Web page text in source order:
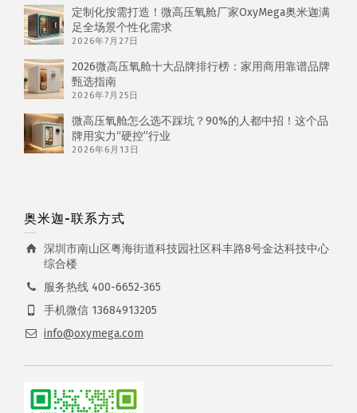
定制化按需打造！微高压氧舱厂家OxyMega奥米迦满
足全场景个性化需求
2026年7月27日
2026微高压氧舱十大品牌排行榜：家用商用靠谱品牌
甄选指南
2026年7月25日
微高压氧舱怎么选不踩坑？90%的人都中招！这个品
牌用实力“硬控”行业
2026年6月13日
奥米迦-联系方式
深圳市南山区粤海街道科技园社区科丰路8号金达科技中心
综合楼
服务热线 400-6652-365
手机微信 13684913205
info@oxymega.com